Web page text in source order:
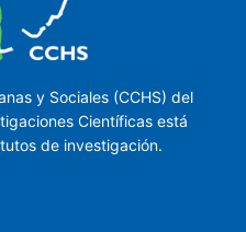
y Sociales (CCHS) del
Científicas está
de investigación.